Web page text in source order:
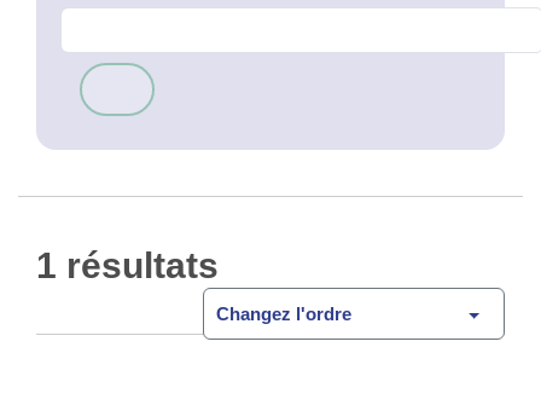
1 résultats
Changez l'ordre
Point postal Open Data
L' institut belge des services postaux et des
télécommunications met à jour une liste avec les